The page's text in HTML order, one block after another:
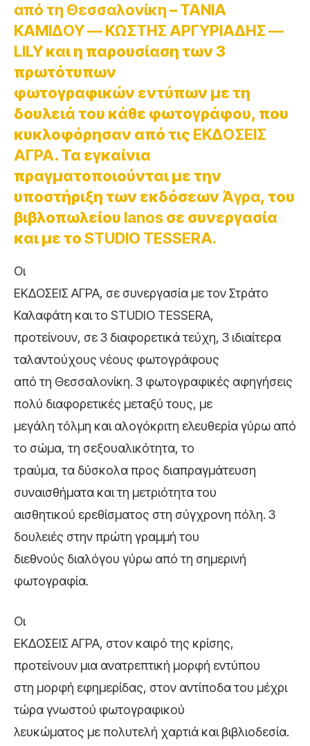
από τη Θεσσαλονίκη–ΤΑΝΙΑ
ΚΑΜΙΔΟΥ––ΚΩΣΤΗΣ ΑΡΓΥΡΙΑΔΗΣ––
LILYκαι η παρουσίαση των 3
πρωτότυπων
φωτογραφικών εντύπων με τη
δουλειά του κάθε φωτογράφου, που
κυκλοφόρησαν από τις ΕΚΔΟΣΕΙΣ
ΑΓΡΑ.Τα εγκαίνια
πραγματοποιούνται με την
υποστήριξη των εκδόσεων Άγρα, του
βιβλοπωλείου Ianosσε συνεργασία
και με τοSTUDIO TESSERA.
Οι
ΕΚΔΟΣΕΙΣ ΑΓΡΑ, σε συνεργασία με τον Στράτο
Καλαφάτη και το STUDIO TESSERA,
προτείνουν, σε 3 διαφορετικά τεύχη, 3 ιδιαίτερα
ταλαντούχους νέους φωτογράφους
από τη Θεσσαλονίκη. 3 φωτογραφικές αφηγήσεις
πολύ διαφορετικές μεταξύ τους, με
μεγάλη τόλμη και αλογόκριτη ελευθερία γύρω από
το σώμα, τη σεξουαλικότητα, το
τραύμα, τα δύσκολα προς διαπραγμάτευση
συναισθήματα και τη μετριότητα του
αισθητικού ερεθίσματος στη σύγχρονη πόλη. 3
δουλειές στην πρώτη γραμμή του
διεθνούς διαλόγου γύρω από τη σημερινή
φωτογραφία.
Οι
ΕΚΔΟΣΕΙΣ ΑΓΡΑ, στον καιρό της κρίσης,
προτείνουν μια ανατρεπτική μορφή εντύπου
στη μορφή εφημερίδας, στον αντίποδα του μέχρι
τώρα γνωστού φωτογραφικού
λευκώματος με πολυτελή χαρτιά και βιβλιοδεσία.